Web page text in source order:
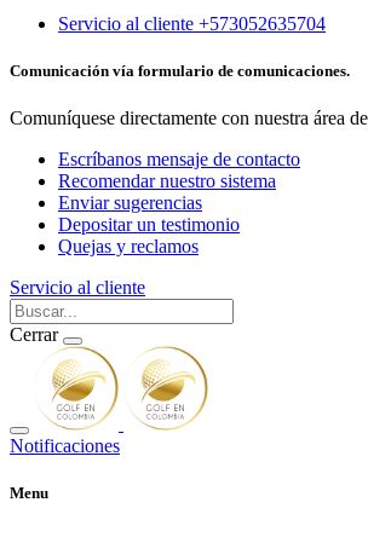
Servicio al cliente +573052635704
Comunicación vía formulario de comunicaciones.
Comuníquese directamente con nuestra área
Escríbanos mensaje de contacto
Recomendar nuestro sistema
Enviar sugerencias
Depositar un testimonio
Quejas y reclamos
Servicio al cliente
Cerrar
Notificaciones
Menu